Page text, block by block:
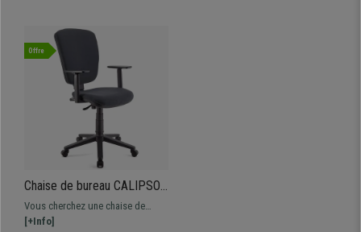
Offre
Chaise de bureau CALIPSO
PLUS, Dossier et
Accoudoirs Ajustables,
Vous cherchez une chaise de
qualité au meilleur prix? Ce
[+Info]